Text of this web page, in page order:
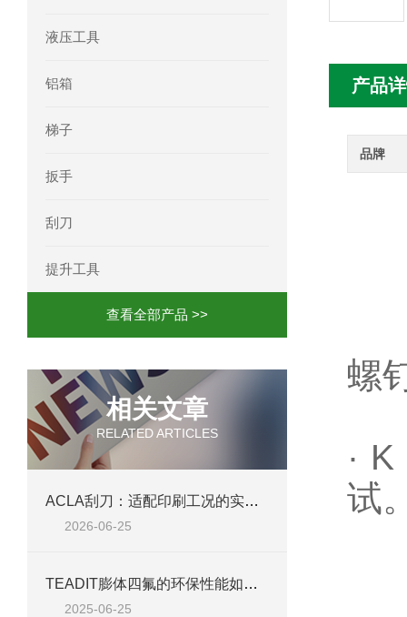
AC-MOTOREN电机FCPA 71B-2参数
液压工具
铝箱
梯子
扳手
刮刀
提升工具
查看全部产品 >>
相关文章
RELATED ARTICLES
ACLA刮刀：适配印刷工况的实用工艺配件
2026-06-25
TEADIT膨体四氟的环保性能如何？
2025-06-25
产品
品牌
螺
·
试